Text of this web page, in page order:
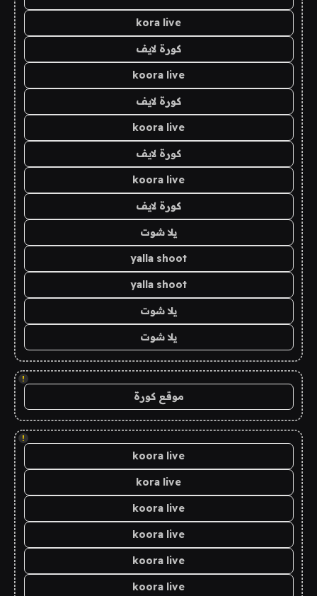
kora live
كورة لايف
koora live
كورة لايف
koora live
كورة لايف
koora live
كورة لايف
يلا شوت
yalla shoot
yalla shoot
يلا شوت
يلا شوت
!
موقع كورة
!
koora live
kora live
koora live
koora live
koora live
koora live